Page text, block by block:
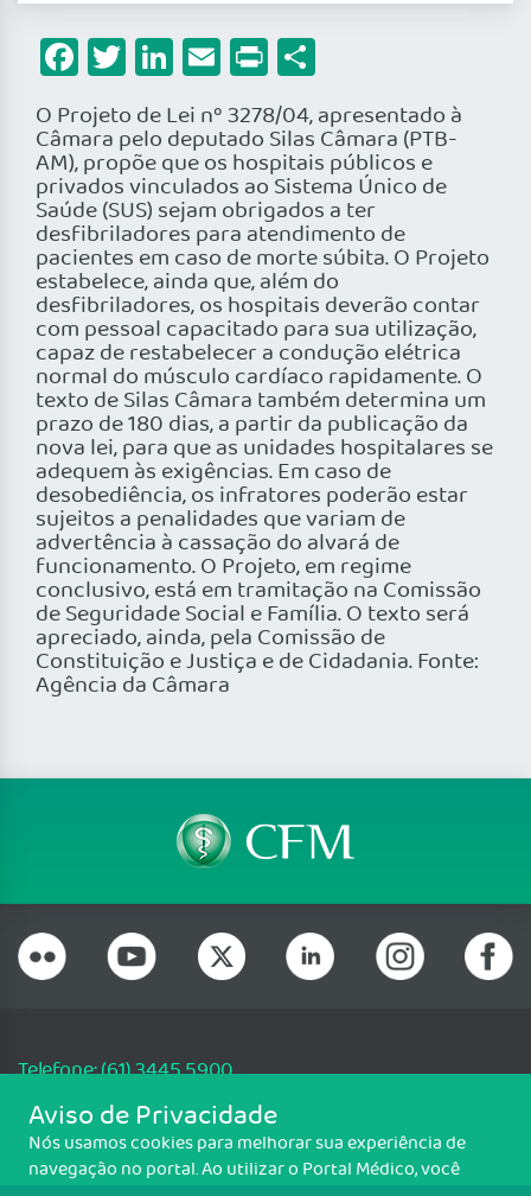
Facebook
Twitter
LinkedIn
Email
Print
O Projeto de Lei nº 3278/04, apresentado à
Câmara pelo deputado Silas Câmara (PTB-
AM), propõe que os hospitais públicos e
privados vinculados ao Sistema Único de
Saúde (SUS) sejam obrigados a ter
desfibriladores para atendimento de
pacientes em caso de morte súbita. O Projeto
estabelece, ainda que, além do
desfibriladores, os hospitais deverão contar
com pessoal capacitado para sua utilização,
capaz de restabelecer a condução elétrica
normal do músculo cardíaco rapidamente. O
texto de Silas Câmara também determina um
prazo de 180 dias, a partir da publicação da
nova lei, para que as unidades hospitalares se
adequem às exigências. Em caso de
desobediência, os infratores poderão estar
sujeitos a penalidades que variam de
advertência à cassação do alvará de
funcionamento. O Projeto, em regime
conclusivo, está em tramitação na Comissão
de Seguridade Social e Família. O texto será
apreciado, ainda, pela Comissão de
Constituição e Justiça e de Cidadania. Fonte:
Agência da Câmara
Telefone: (61) 3445 5900
Email: cfm@portalmedico.org.br
SGAS 616, Conjunto D, Lote 115, L2 Sul, Brasília/DF - CEP: 70200-760 -
CNPJ: 33.583.550/0001-30
Aviso de Privacidade
Nós usamos cookies para melhorar sua experiência de
navegação no portal. Ao utilizar o Portal Médico, você